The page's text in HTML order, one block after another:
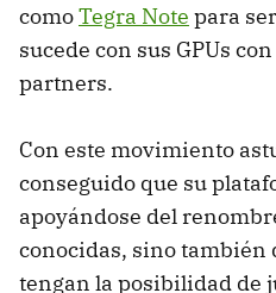
comoTegra Note para
sucede con sus GPUs
partners.
Con este movimiento
conseguido que su
apoyándose del
conocidas, sino también
tengan la posibilidad de